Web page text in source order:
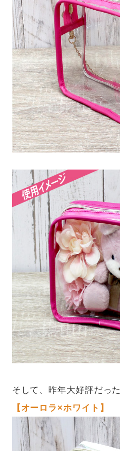
そして、昨年大好評だった
【オーロラ×ホワイト】